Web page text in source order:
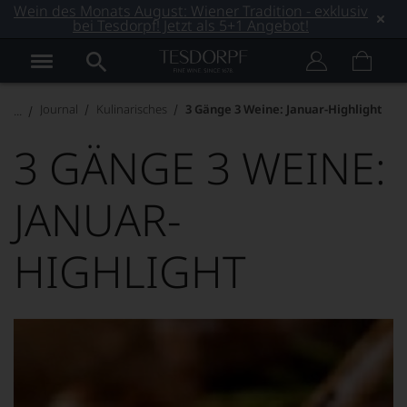
Wein des Monats August: Wiener Tradition - exklusiv
bei Tesdorpf! Jetzt als 5+1 Angebot!
Journal Kulinarisches 3 Gänge 3 Weine: Januar-Highlight
3 GÄNGE 3 WEINE:
JANUAR-
HIGHLIGHT